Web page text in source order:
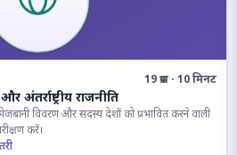
19 प्रश्न · 10 मिनट
अंतर्राष्ट्रीय राजनीति
विवरण और सदस्य देशों को प्रभावित करने वाली
करें।